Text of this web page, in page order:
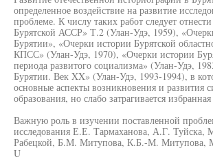
определенное воздействие на развитие
проблеме. К числу таких работ следует
Бурятской АССР» Т.2 (Улан-Удэ, 1959),
Бурятии», «Очерки истории Бурятской
КПСС» (Улан-Удэ, 1970), «Очерки истории
периода развитого социализма» (Улан-Удэ,
Бурятии. Век XX» (Улан-Удэ, 1993-1994), в
основные аспекты возникновения и развития
образования, но слабо затрагивается
Важную роль в изучении поставленной
исследования Е.Е. Тармаханова, А.Г. Туйска,
Рабецкой, Б.М. Митупова, К.Б.-М.
U